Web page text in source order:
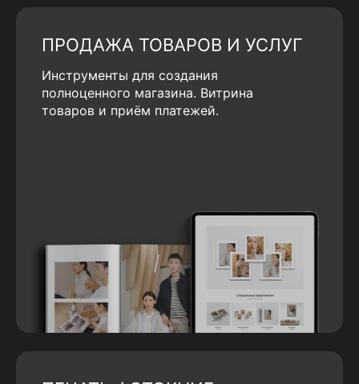
ПРОДАЖА ТОВАРОВ И УСЛУГ
Инструменты для создания
полноценного магазина. Витрина
товаров и приём платежей.